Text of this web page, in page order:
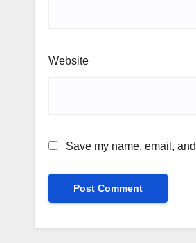
Website
Save my name, email,